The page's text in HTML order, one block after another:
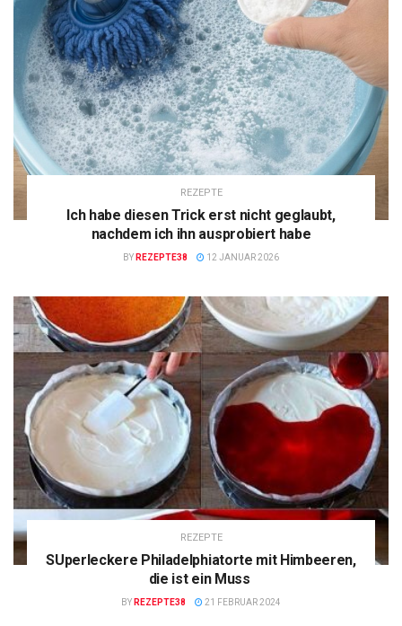
REZEPTE
Ich habe diesen Trick erst nicht geglaubt,
nachdem ich ihn ausprobiert habe
BY REZEPTE38 12 JANUAR 2026
REZEPTE
SUperleckere Philadelphiatorte mit Himbeeren,
die ist ein Muss
BY REZEPTE38 21 FEBRUAR 2024